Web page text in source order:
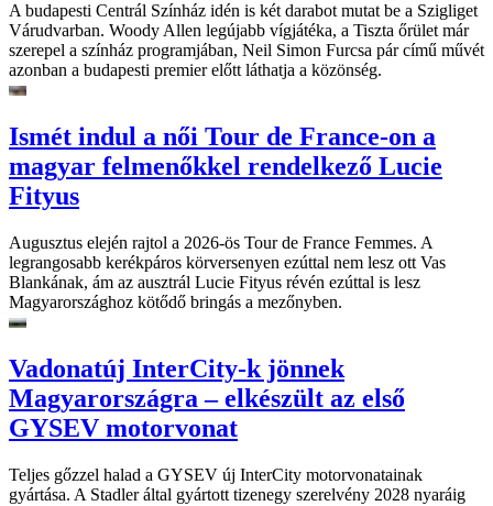
A budapesti Centrál Színház idén is két darabot mutat be a Szigliget
Várudvarban. Woody Allen legújabb vígjátéka, a Tiszta őrület már
szerepel a színház programjában, Neil Simon Furcsa pár című művét
azonban a budapesti premier előtt láthatja a közönség.
Ismét indul a női Tour de France-on a
magyar felmenőkkel rendelkező Lucie
Fityus
Augusztus elején rajtol a 2026-ös Tour de France Femmes. A
legrangosabb kerékpáros körversenyen ezúttal nem lesz ott Vas
Blankának, ám az ausztrál Lucie Fityus révén ezúttal is lesz
Magyarországhoz kötődő bringás a mezőnyben.
Vadonatúj InterCity-k jönnek
Magyarországra – elkészült az első
GYSEV motorvonat
Teljes gőzzel halad a GYSEV új InterCity motorvonatainak
gyártása. A Stadler által gyártott tizenegy szerelvény 2028 nyaráig